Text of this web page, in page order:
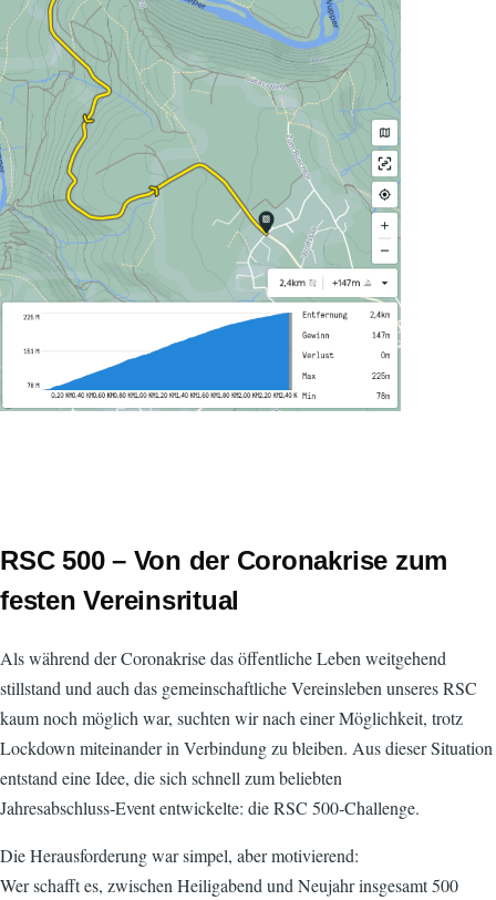
RSC 500 – Von der Coronakrise zum
festen Vereinsritual
Als während der Coronakrise das öffentliche Leben weitgehend
stillstand und auch das gemeinschaftliche Vereinsleben unseres RSC
kaum noch möglich war, suchten wir nach einer Möglichkeit, trotz
Lockdown miteinander in Verbindung zu bleiben. Aus dieser Situation
entstand eine Idee, die sich schnell zum beliebten
Jahresabschluss‑Event entwickelte: die RSC 500‑Challenge.
Die Herausforderung war simpel, aber motivierend:
Wer schafft es, zwischen Heiligabend und Neujahr insgesamt 500